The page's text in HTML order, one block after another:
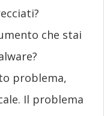
che stai
problema,
Il problema